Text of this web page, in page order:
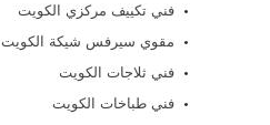
فني تكييف مركزي الكويت
مقوي سيرفس شيكة الكويت
فني ثلاجات الكويت
فني طباخات الكويت